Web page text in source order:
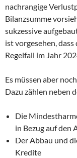
nachrangige
Bilanzsumme
sukzessive
ist vorgesehen,
Regelfall im Jahr
Es müssen aber
Dazu zählen neben
Die
in Bezug auf den
Der Abbau und
Kredite